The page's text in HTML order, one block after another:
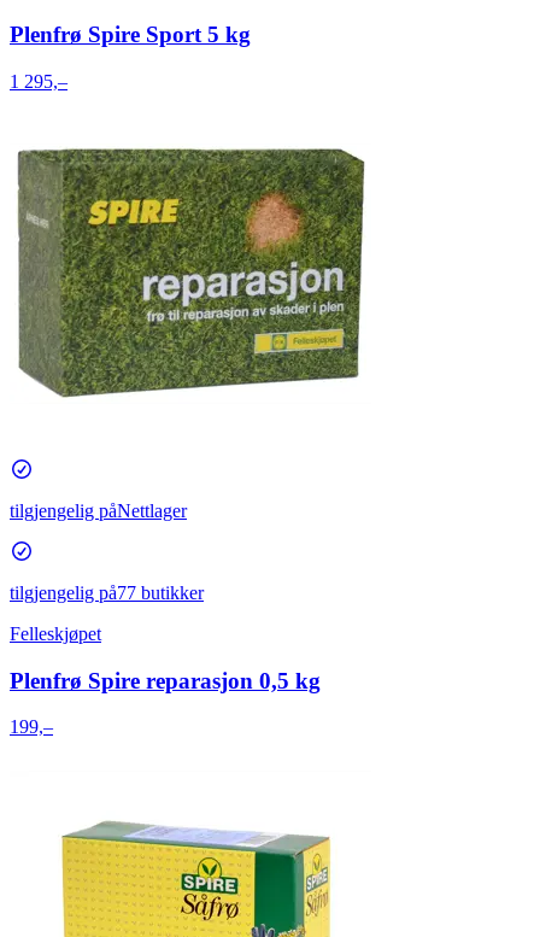
Plenfrø Spire Sport 5 kg
1 295,–
tilgjengelig påNettlager
tilgjengelig på77 butikker
Felleskjøpet
Plenfrø Spire reparasjon 0,5 kg
199,–